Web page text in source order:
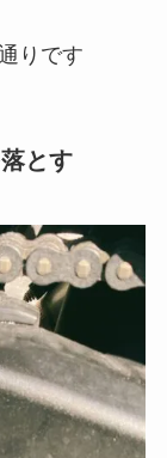
りです
とす